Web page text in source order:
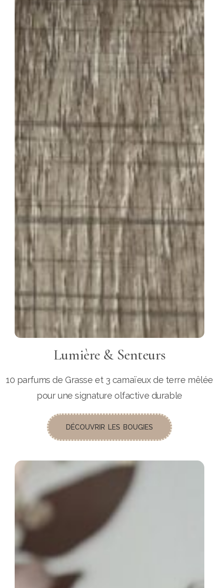
Lumière & Senteurs
10 parfums de Grasse et 3 camaïeux de terre mêlée
pour une signature olfactive durable
DÉCOUVRIR LES BOUGIES